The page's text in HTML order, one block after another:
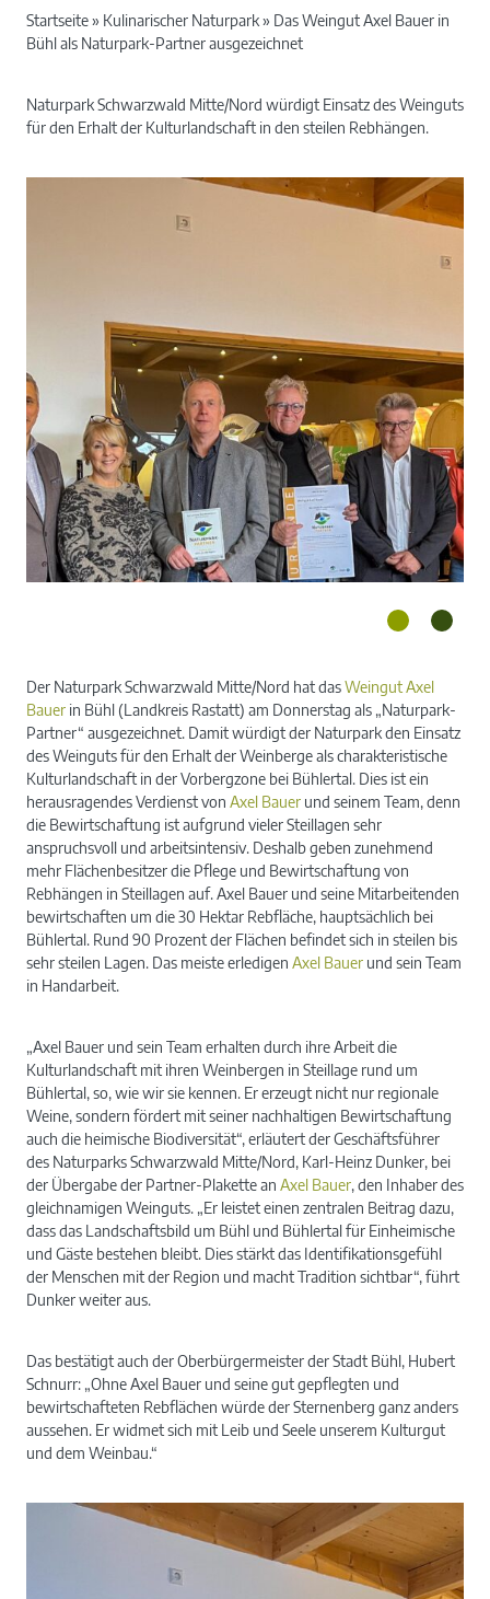
Startseite» Kulinarischer Naturpark» Das Weingut Axel Bauer in
Bühl als Naturpark-Partner ausgezeichnet
Naturpark Schwarzwald Mitte/Nord würdigt Einsatz des Weinguts
für den Erhalt der Kulturlandschaft in den steilen Rebhängen.
Der Naturpark Schwarzwald Mitte/Nord hat dasWeingut Axel
Bauer in Bühl (Landkreis Rastatt) am Donnerstag als „Naturpark-
Partner“ ausgezeichnet. Damit würdigt der Naturpark den Einsatz
des Weinguts für den Erhalt der Weinberge als charakteristische
Kulturlandschaft in der Vorbergzone bei Bühlertal. Dies ist ein
herausragendes Verdienst von Axel Bauer und seinem Team, denn
die Bewirtschaftung ist aufgrund vieler Steillagen sehr
anspruchsvoll und arbeitsintensiv. Deshalb geben zunehmend
mehr Flächenbesitzer die Pflege und Bewirtschaftung von
Rebhängen in Steillagen auf. Axel Bauer und seine Mitarbeitenden
bewirtschaften um die 30 Hektar Rebfläche, hauptsächlich bei
Bühlertal. Rund 90 Prozent der Flächen befindet sich in steilen bis
sehr steilen Lagen. Das meiste erledigen Axel Bauer und sein Team
in Handarbeit.
„Axel Bauer und sein Team erhalten durch ihre Arbeit die
Kulturlandschaft mit ihren Weinbergen in Steillage rund um
Bühlertal, so, wie wir sie kennen. Er erzeugt nicht nur regionale
Weine, sondern fördert mit seiner nachhaltigen Bewirtschaftung
auch die heimische Biodiversität“, erläutert der Geschäftsführer
des Naturparks Schwarzwald Mitte/Nord, Karl-Heinz Dunker, bei
der Übergabe der Partner-Plakette an Axel Bauer, den Inhaber des
gleichnamigen Weinguts. „Er leistet einen zentralen Beitrag dazu,
dass das Landschaftsbild um Bühl und Bühlertal für Einheimische
und Gäste bestehen bleibt. Dies stärkt das Identifikationsgefühl
der Menschen mit der Region und macht Tradition sichtbar“, führt
Dunker weiter aus.
Das bestätigt auch der Oberbürgermeister der Stadt Bühl, Hubert
Schnurr: „Ohne Axel Bauer und seine gut gepflegten und
bewirtschafteten Rebflächen würde der Sternenberg ganz anders
aussehen. Er widmet sich mit Leib und Seele unserem Kulturgut
und dem Weinbau.“